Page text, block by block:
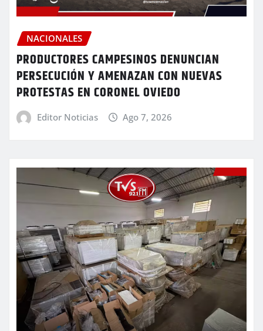
NACIONALES
PRODUCTORES CAMPESINOS DENUNCIAN
PERSECUCIÓN Y AMENAZAN CON NUEVAS
PROTESTAS EN CORONEL OVIEDO
Editor Noticias Ago 7, 2026